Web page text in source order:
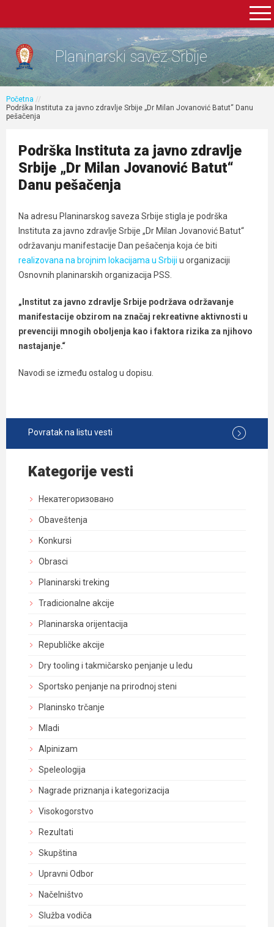
Planinarski savez Srbije
Početna //
Podrška Instituta za javno zdravlje Srbije „Dr Milan Jovanović Batut“ Danu
pešačenja
Podrška Instituta za javno zdravlje
Srbije „Dr Milan Jovanović Batut“
Danu pešačenja
Na adresu Planinarskog saveza Srbije stigla je podrška
Instituta za javno zdravlje Srbije „Dr Milan Jovanović Batut“
održavanju manifestacije Dan pešačenja koja će biti
realizovana na brojnim lokacijama u Srbiji u organizaciji
Osnovnih planinarskih organizacija PSS.
„Institut za javno zdravlje Srbije podržava održavanje
manifestacije obzirom na značaj rekreativne aktivnosti u
prevenciji mnogih oboljenja kao i faktora rizika za njihovo
nastajanje.“
Navodi se između ostalog u dopisu.
Povratak na listu vesti
Kategorije vesti
Некатегоризовано
Obaveštenja
Konkursi
Obrasci
Planinarski treking
Tradicionalne akcije
Planinarska orijentacija
Republičke akcije
Dry tooling i takmičarsko penjanje u ledu
Sportsko penjanje na prirodnoj steni
Planinsko trčanje
Mladi
Alpinizam
Speleologija
Nagrade priznanja i kategorizacija
Visokogorstvo
Rezultati
Skupština
Upravni Odbor
Načelništvo
Služba vodiča